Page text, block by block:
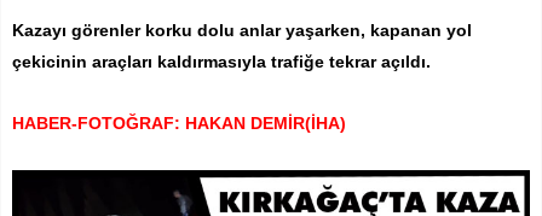
Kazayı görenler korku dolu anlar yaşarken, kapanan yol
çekicinin araçları kaldırmasıyla trafiğe tekrar açıldı.
HABER-FOTOĞRAF: HAKAN DEMİR(İHA)